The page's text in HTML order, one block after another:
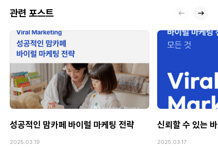
관련 포스트
성공적인 맘카페 바이럴 마케팅 전략
2025.03.19
신뢰할 수 있는
2025.03.17